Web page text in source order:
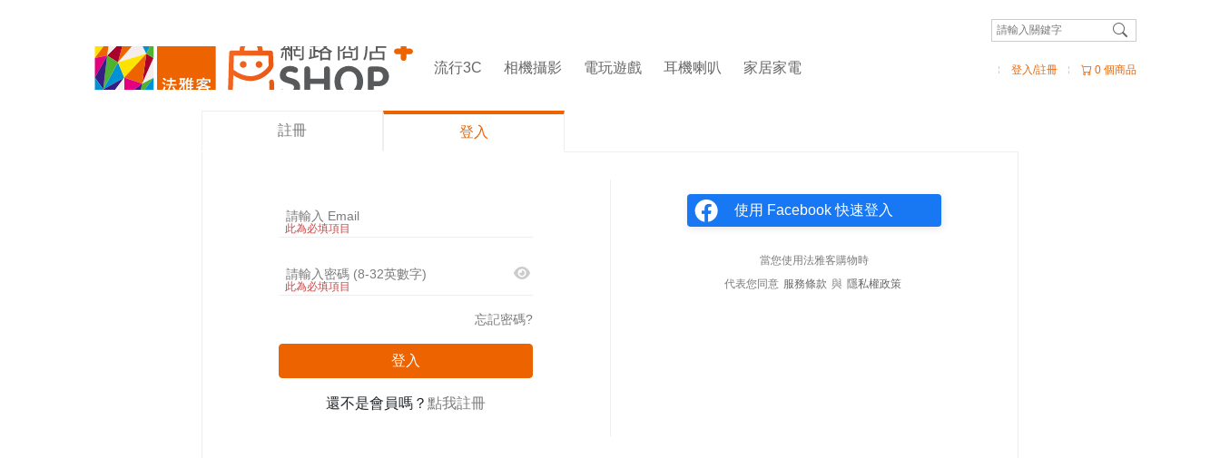
流行3C 相機攝影 電玩遊戲 耳機喇叭 家居家電 0 個商品
登入/註冊
註冊 登入
此為必填項目
此為必填項目
忘記密碼?
登入
還不是會員嗎？點我註冊
使用 Facebook 快速登入
當您使用法雅客購物時
代表您同意 服務條款 與 隱私權政策